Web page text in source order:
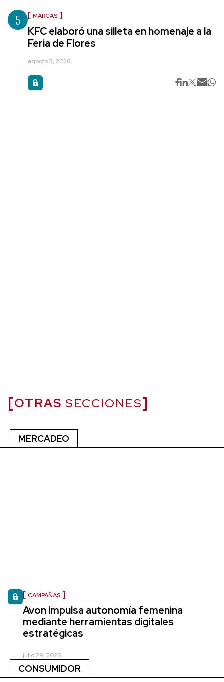
5 MARCAS
KFC elaboró una silleta en homenaje a la
Feria de Flores
agosto 5, 2026
OTRAS SECCIONES
MERCADEO
CAMPAÑAS
Avon impulsa autonomía femenina
mediante herramientas digitales
estratégicas
julio 29, 2026
CONSUMIDOR